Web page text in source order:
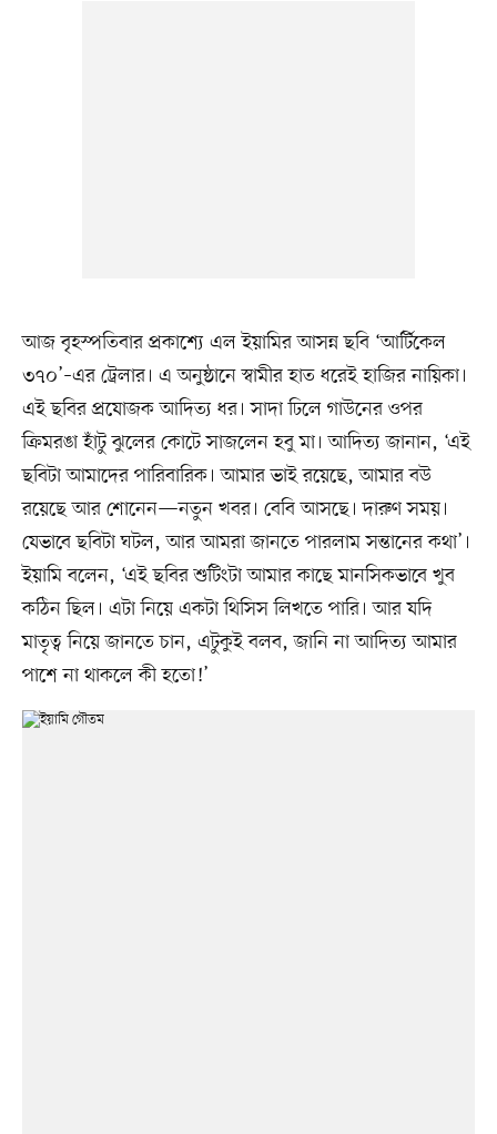
আজ বৃহস্পতিবার প্রকাশ্যে এল ইয়ামির আসন্ন ছবি ‘আর্টিকেল
৩৭০’–এর ট্রেলার। এ অনুষ্ঠানে স্বামীর হাত ধরেই হাজির নায়িকা।
এই ছবির প্রযোজক আদিত্য ধর। সাদা ঢিলে গাউনের ওপর
ক্রিমরঙা হাঁটু ঝুলের কোটে সাজলেন হবু মা। আদিত্য জানান, ‘এই
ছবিটা আমাদের পারিবারিক। আমার ভাই রয়েছে, আমার বউ
রয়েছে আর শোনেন—নতুন খবর। বেবি আসছে। দারুণ সময়।
যেভাবে ছবিটা ঘটল, আর আমরা জানতে পারলাম সন্তানের কথা’।
ইয়ামি বলেন, ‘এই ছবির শুটিংটা আমার কাছে মানসিকভাবে খুব
কঠিন ছিল। এটা নিয়ে একটা থিসিস লিখতে পারি। আর যদি
মাতৃত্ব নিয়ে জানতে চান, এটুকুই বলব, জানি না আদিত্য আমার
পাশে না থাকলে কী হতো!’